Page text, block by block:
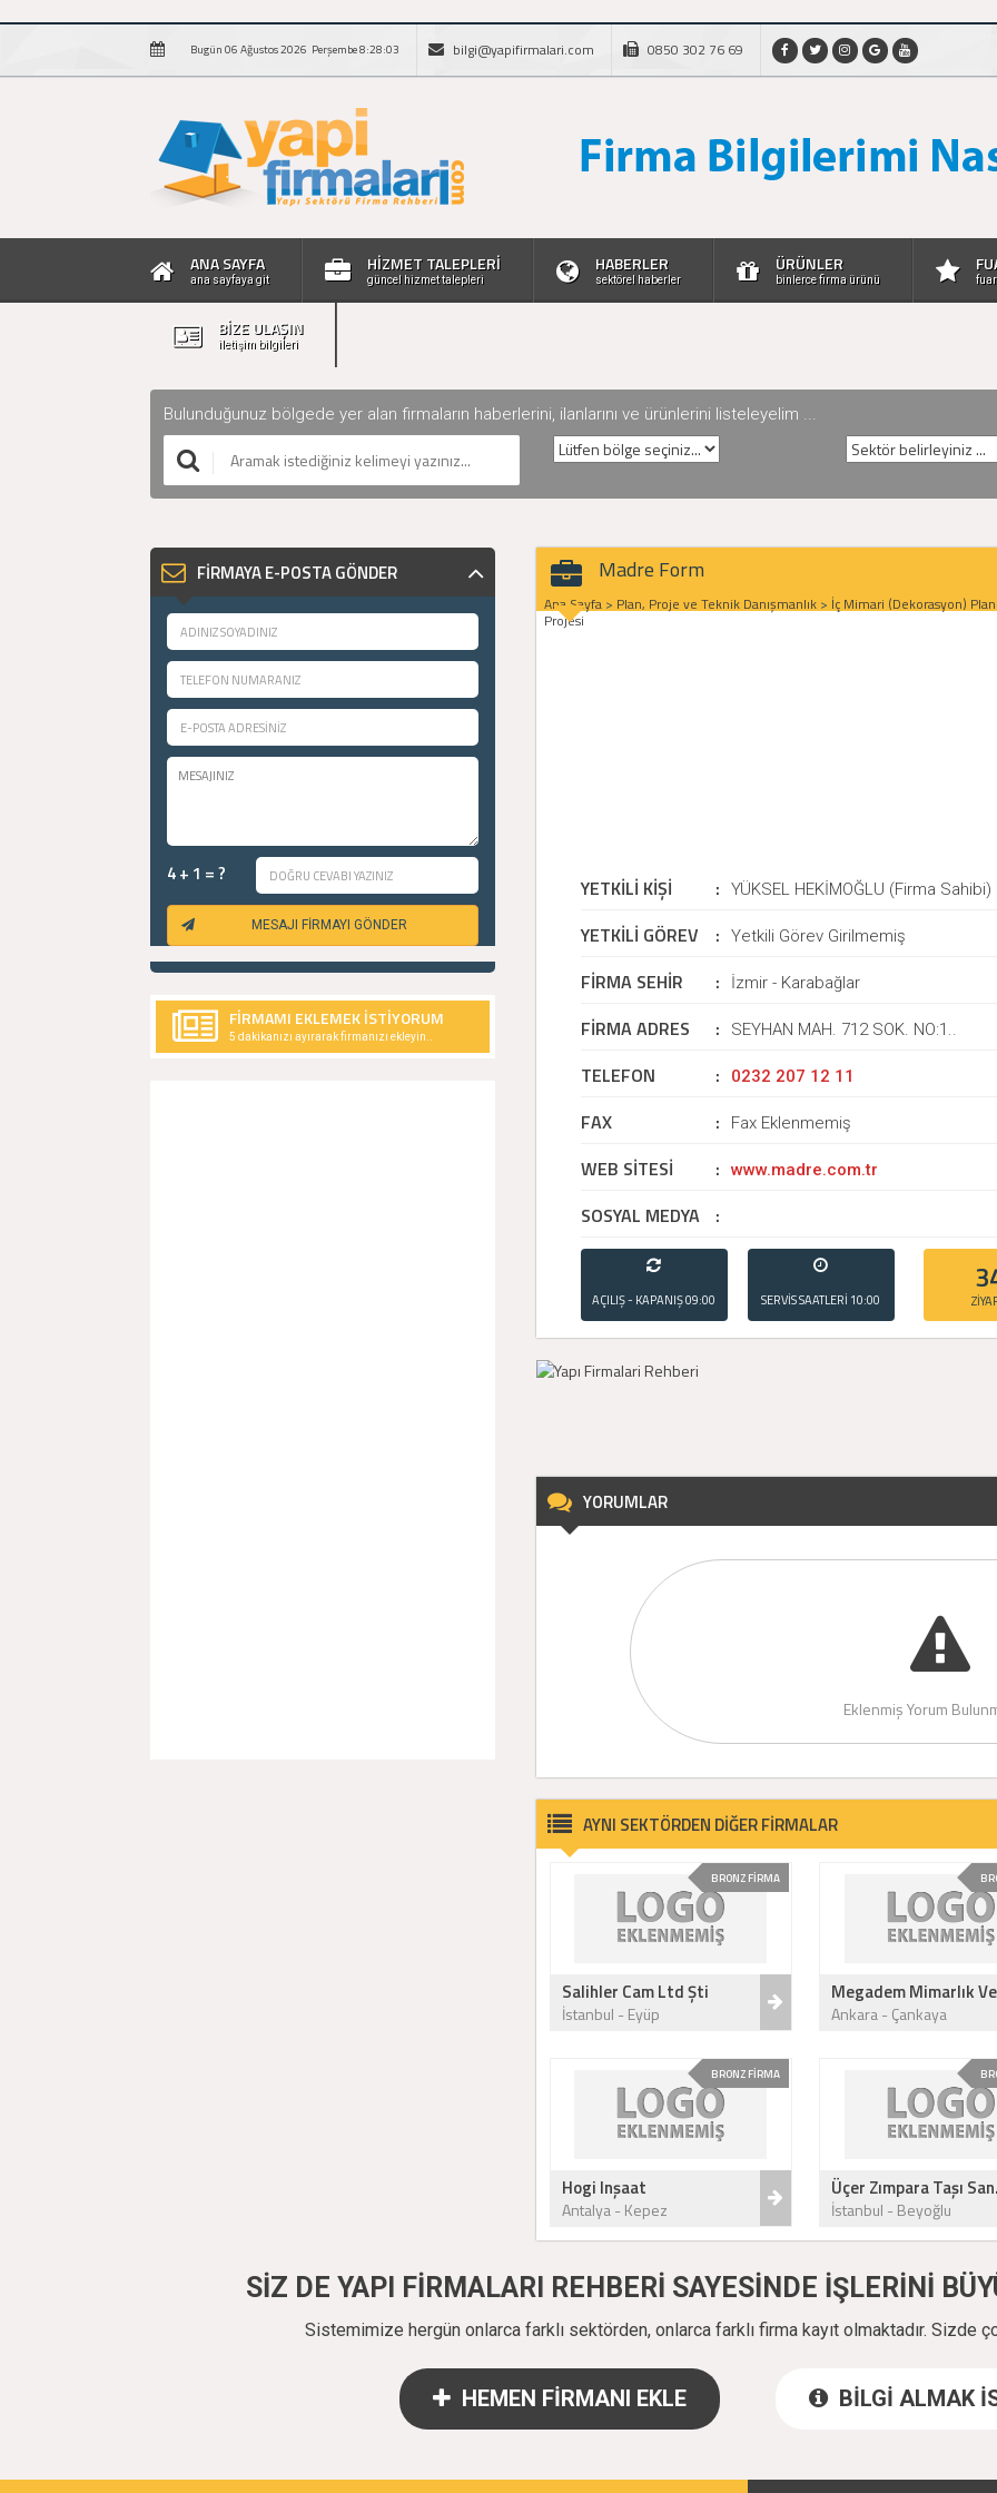
Bugün 06 Ağustos 2026 Perşembe 8:28:04 bilgi@yapifirmalari.com 0850 302 76 69
ANA SAYFA
ana sayfaya git
HİZMET TALEPLERİ
güncel hizmet talepleri
HABERLER
sektörel haberler
ÜRÜNLER
binlerce firma ürünü
BİZE ULAŞIN
iletişim bilgileri
Bulunduğunuz bölgede yer alan firmaların haberlerini, ilanlarını ve ürünlerini listeleyelim ...
FİRMAYA E-POSTA GÖNDER
4 + 1 = ?
MESAJI FİRMAYI GÖNDER
FİRMAMI EKLEMEK İSTİYORUM
5 dakikanızı ayırarak firmanızı ekleyin..
Madre Form
Ana Sayfa > Plan, Proje ve Teknik Danışmanlık> İç Mimari (Dekorasyon)
Projesi
YETKİLİ KİŞİ : YÜKSEL HEKİMOĞLU (Firma Sahibi)
YETKİLİ GÖREV : Yetkili Görev Girilmemiş
FİRMA SEHİR : İzmir - Karabağlar
FİRMA ADRES : SEYHAN MAH. 712 SOK. NO:1..
TELEFON : 0232 207 12 11
FAX : Fax Eklenmemiş
WEB SİTESİ : www.madre.com.tr
SOSYAL MEDYA :
AÇILIŞ - KAPANIŞ09:00
- 21:00
SERVİS SAATLERİ 10:00
- 20:00
YORUMLAR
Eklenmiş Yorum
AYNI SEKTÖRDEN DİĞER FİRMALAR
BRONZ FİRMA
Salihler Cam Ltd Şti
İstanbul - Eyüp
Megadem Mimarlık
Ankara - Çankaya
BRONZ FİRMA
Hogi Inşaat
Antalya - Kepez
Üçer Zımpara Taşı
İstanbul - Beyoğlu
SİZ DE YAPI FİRMALARI REHBERİ SAYESİNDE İŞLERİNİ
Sistemimize hergün onlarca farklı sektörden, onlarca farklı firma kayıt olmaktadır. Sizde
HEMEN FİRMANI EKLE BİLGİ ALMAK